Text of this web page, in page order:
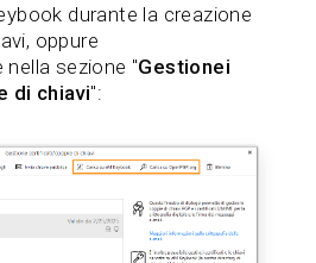
durante la creazione
oppure
sezione "Gestionei
di chiavi":